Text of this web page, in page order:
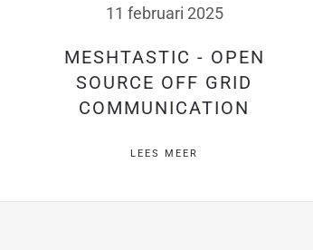
11 februari 2025
MESHTASTIC - OPEN
SOURCE OFF GRID
COMMUNICATION
LEES MEER